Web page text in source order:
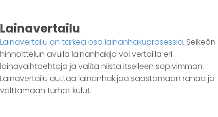
Lainavertailu
Lainavertailu on tärkeä osa lainanhakuprosessia. Selkeän
hinnoittelun avulla lainanhakija voi vertailla eri
lainavaihtoehtoja ja valita niistä itselleen sopivimman.
Lainavertailu auttaa lainanhakijaa säästämään rahaa ja
välttämään turhat kulut.